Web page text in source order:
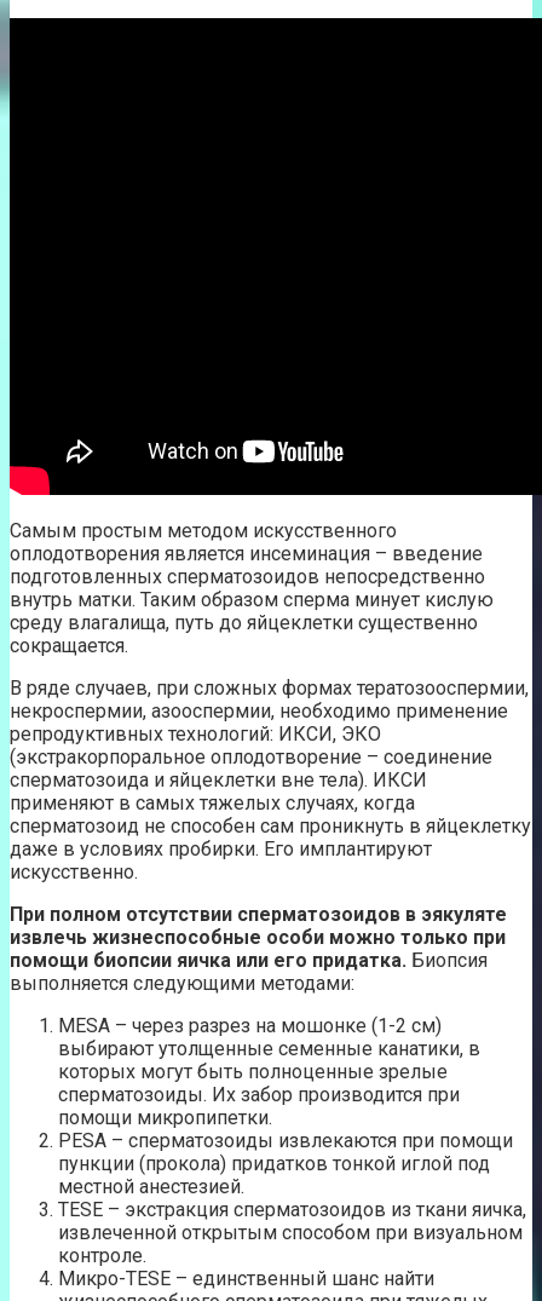
Самым простым методом искусственного
оплодотворения является инсеминация – введение
подготовленных сперматозоидов непосредственно
внутрь матки. Таким образом сперма минует кислую
среду влагалища, путь до яйцеклетки существенно
сокращается.
В ряде случаев, при сложных формах тератозооспермии,
некроспермии, азооспермии, необходимо применение
репродуктивных технологий: ИКСИ, ЭКО
(экстракорпоральное оплодотворение – соединение
сперматозоида и яйцеклетки вне тела). ИКСИ
применяют в самых тяжелых случаях, когда
сперматозоид не способен сам проникнуть в яйцеклетку
даже в условиях пробирки. Его имплантируют
искусственно.
При полном отсутствии сперматозоидов в эякуляте
извлечь жизнеспособные особи можно только при
помощи биопсии яичка или его придатка. Биопсия
выполняется следующими методами:
MESA – через разрез на мошонке (1-2 см)
выбирают утолщенные семенные канатики, в
которых могут быть полноценные зрелые
сперматозоиды. Их забор производится при
помощи микропипетки.
PESA – сперматозоиды извлекаются при помощи
пункции (прокола) придатков тонкой иглой под
местной анестезией.
TESE – экстракция сперматозоидов из ткани яичка,
извлеченной открытым способом при визуальном
контроле.
Микро-TESE – единственный шанс найти